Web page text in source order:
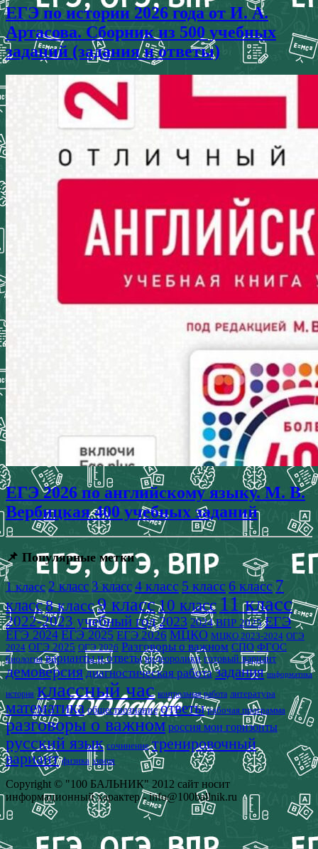
ЕГЭ по истории 2026 года от И. А.
Артасова. Сборник из 500 учебных
заданий (задания и ответы)
ЕГЭ 2026 по английскому языку. М. В.
Вербицкая 400 учебных заданий
📌 Популярные метки
1 класс 2 класс 3 класс4 класс 5 класс 6 класс 7
класс8 класс9 класс10 класс 11 класс
2022-2023 учебный год2023 2024 ВПР 2025 ЕГЭ
ЕГЭ 2024 ЕГЭ 2025 ЕГЭ 2026 МЦКО МЦКО 2023-2024 ОГЭ
2024 ОГЭ 2025 ОГЭ 2026 Разговоры о важном СПО ФГОС
биология варианты и ответы видеоролики готовый вариант
демоверсия диагностическая работа задания информатика
история классный час контрольная работа литература
математика обществознание ответы рабочая программа
разговоры о важном россия мои горизонты
русский язык сочинение тренировочный
вариант физика химия
Copyright © "100 БАЛЬНИК" 2012 сайт носит
информационный характер - info@100ballnik.ru